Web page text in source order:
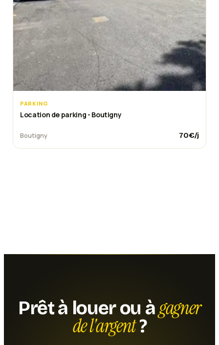
PARKING
Location de parking - Boutigny
Boutigny 70€/j
Prêt à louer ou àgagner
de l'argent?